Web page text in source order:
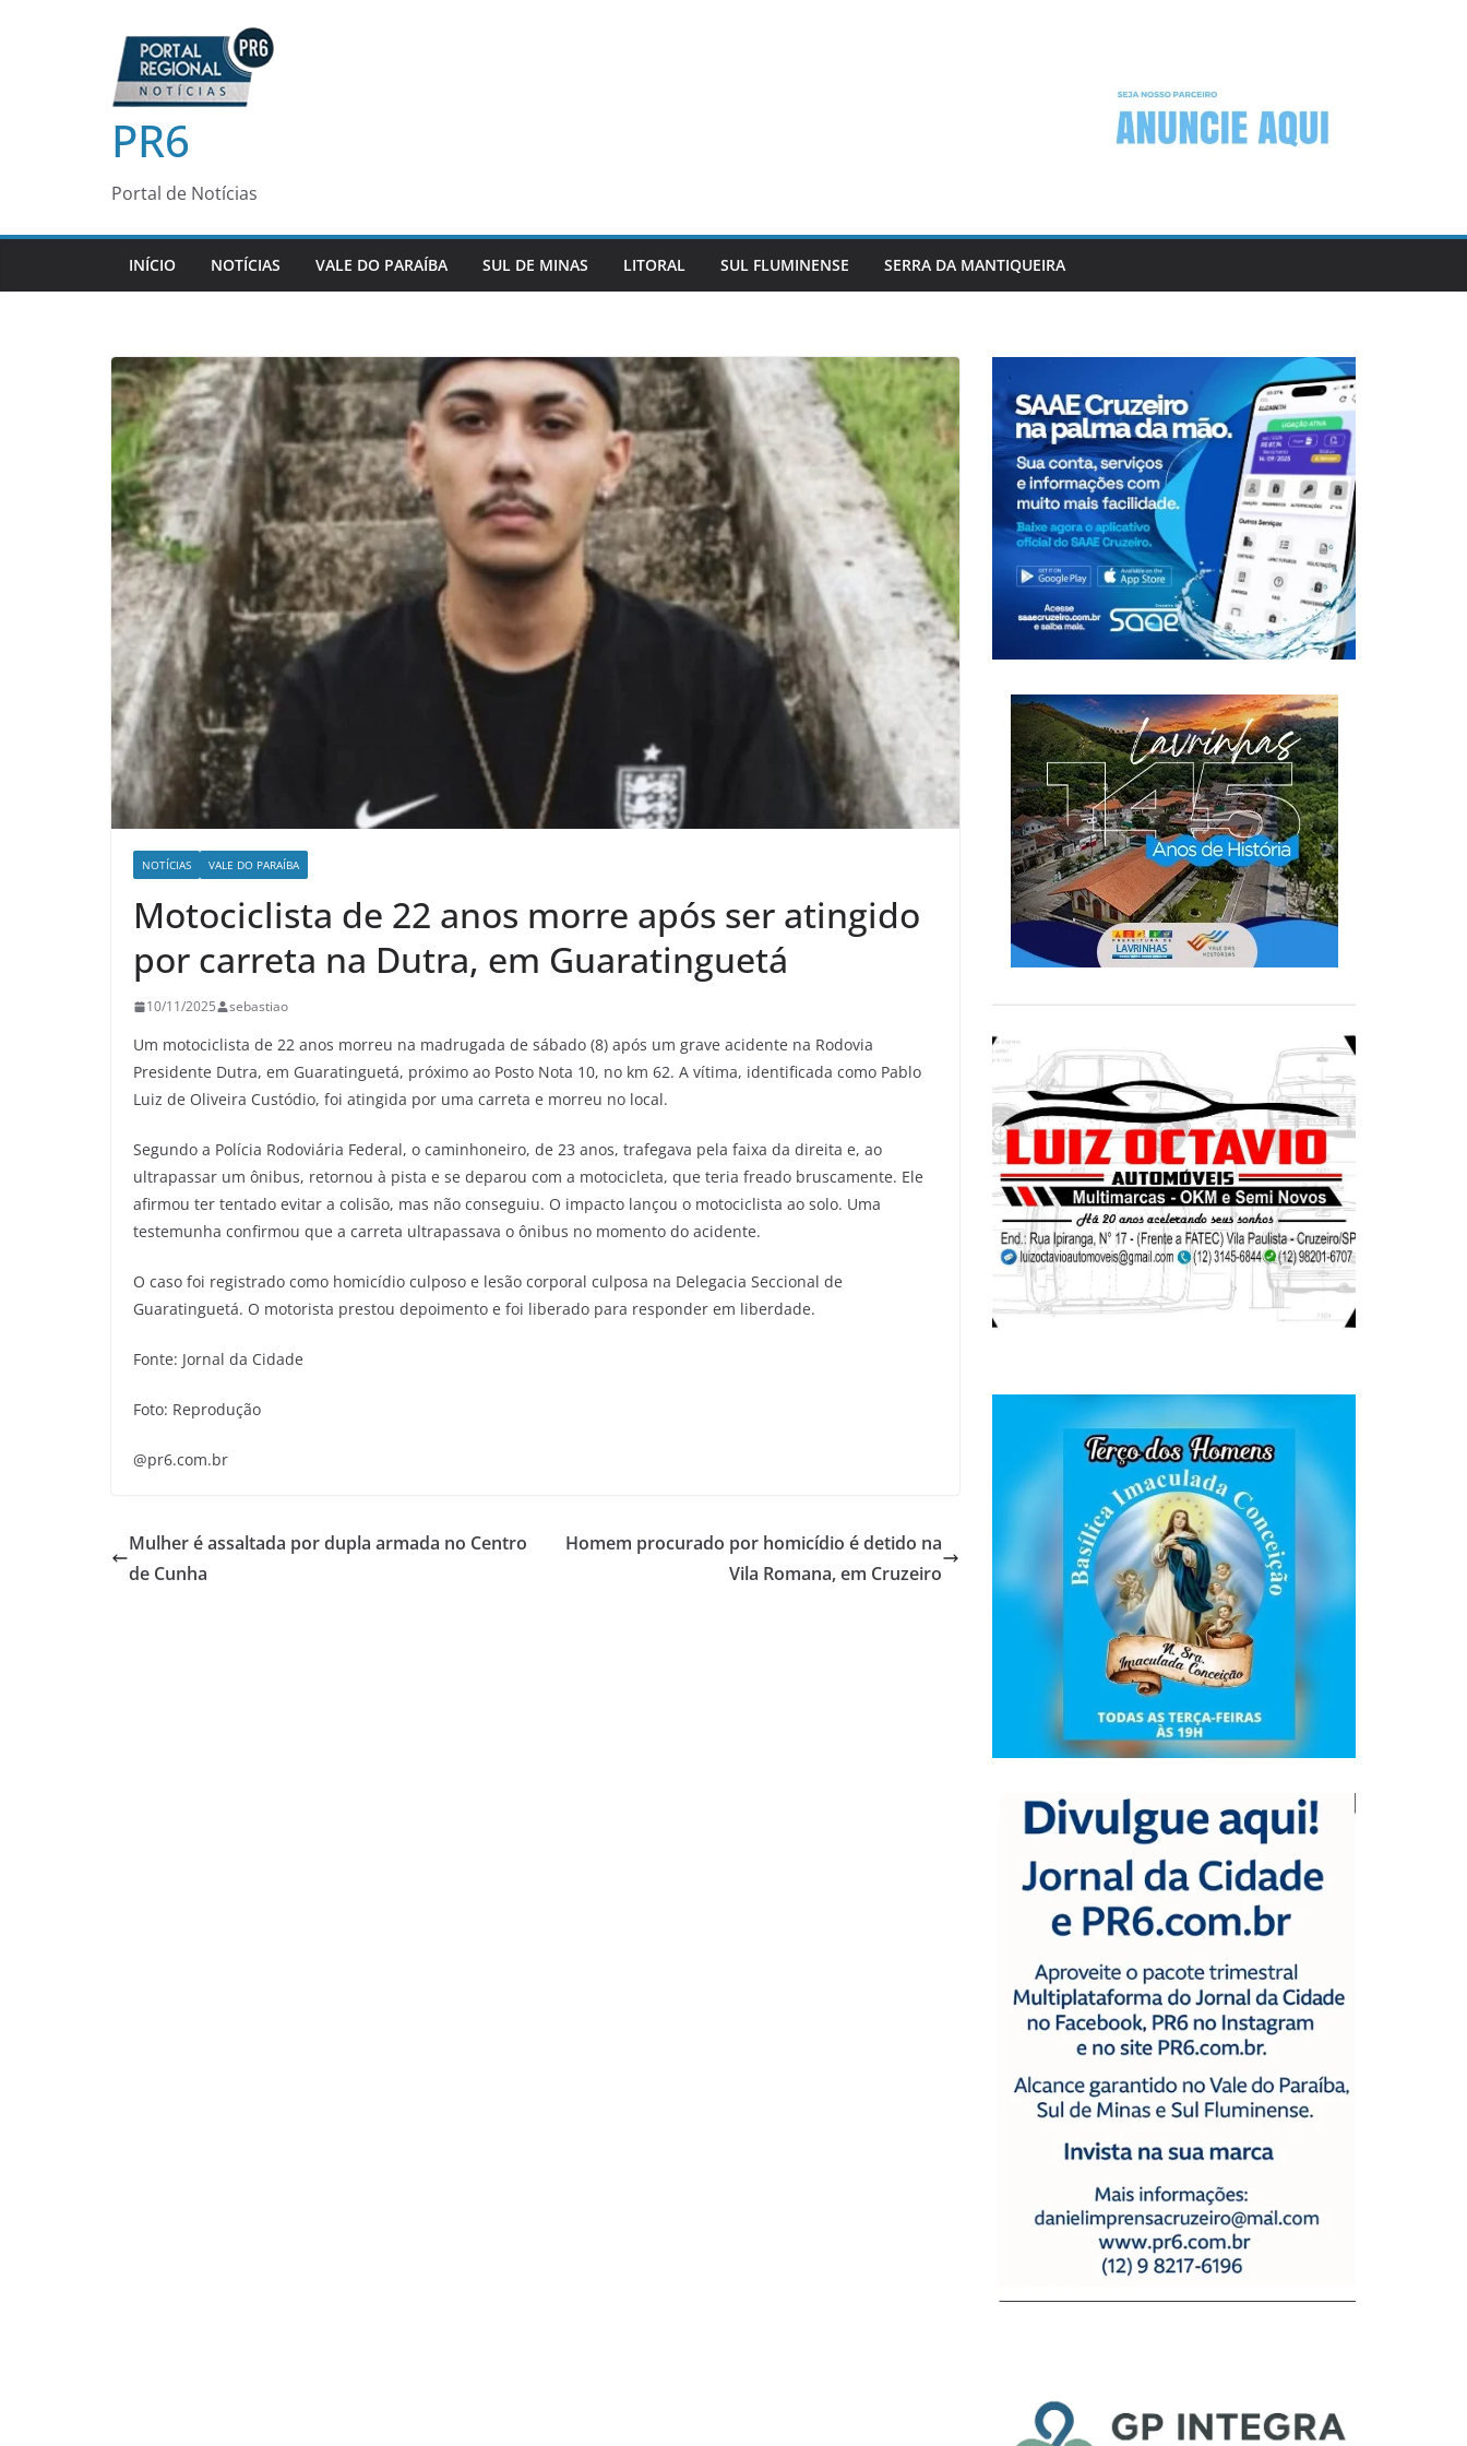
PR6
Portal de Notícias
INÍCIO NOTÍCIAS VALE DO PARAÍBA SUL DE MINAS LITORAL SUL FLUMINENSE SERRA DA MANTIQUEIRA
NOTÍCIAS VALE DO PARAÍBA
Motociclista de 22 anos morre após ser atingido
por carreta na Dutra, em Guaratinguetá
10/11/2025 sebastiao
Um motociclista de 22 anos morreu na madrugada de sábado (8) após um grave acidente na Rodovia
Presidente Dutra, em Guaratinguetá, próximo ao Posto Nota 10, no km 62. A vítima, identificada como Pablo
Luiz de Oliveira Custódio, foi atingida por uma carreta e morreu no local.
Segundo a Polícia Rodoviária Federal, o caminhoneiro, de 23 anos, trafegava pela faixa da direita e, ao
ultrapassar um ônibus, retornou à pista e se deparou com a motocicleta, que teria freado bruscamente. Ele
afirmou ter tentado evitar a colisão, mas não conseguiu. O impacto lançou o motociclista ao solo. Uma
testemunha confirmou que a carreta ultrapassava o ônibus no momento do acidente.
O caso foi registrado como homicídio culposo e lesão corporal culposa na Delegacia Seccional de
Guaratinguetá. O motorista prestou depoimento e foi liberado para responder em liberdade.
Fonte: Jornal da Cidade
Foto: Reprodução
@pr6.com.br
Mulher é assaltada por dupla armada no Centro
de Cunha
Homem procurado por homicídio é detido na
Vila Romana, em Cruzeiro